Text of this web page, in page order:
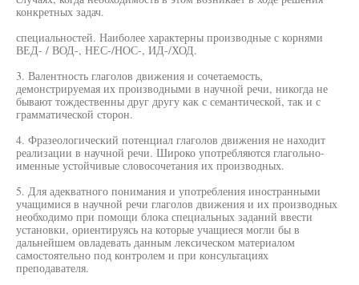
конкретных задач.
специальностей. Наиболее характерны производные с корнями
ВЕД- / ВОД-, НЕС-/НОС-, ИД-/ХОД.
3. Валентность глаголов движения и сочетаемость,
демонстрируемая их производными в научной речи, никогда не
бывают тождественны друг другу как с семантической, так и с
грамматической сторон.
4. Фразеологический потенциал глаголов движения не находит
реализации в научной речи. Широко употребляются глагольно-
именные устойчивые словосочетания их производных.
5. Для адекватного понимания и употребления иностранными
учащимися в научной речи глаголов движения и их производных
необходимо при помощи блока специальных заданий ввести
установки, ориентируясь на которые учащиеся могли бы в
дальнейшем овладевать данным лексическом материалом
самостоятельно под контролем и при консультациях
преподавателя.